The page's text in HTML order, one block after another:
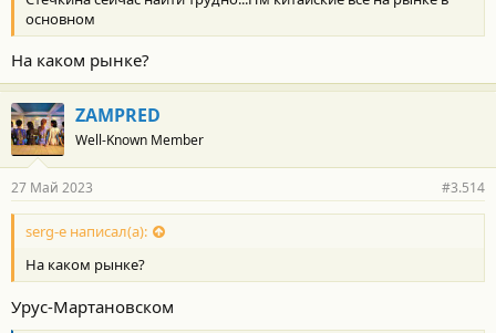
основном
На каком рынке?
ZAMPRED
Well-Known Member
27 Май 2023 #3.514
serg-e написал(а):
На каком рынке?
Урус-Мартановском